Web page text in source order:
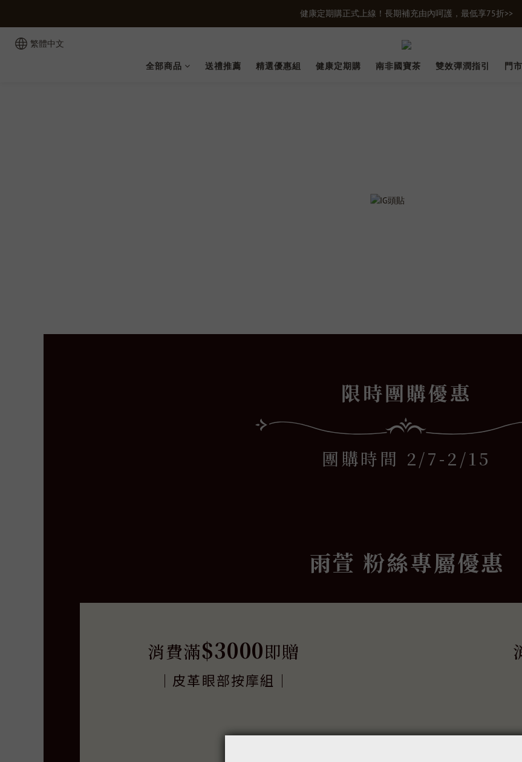
新會員首購輸入【newgifts】滿額最高現折$100
健康定期購正式上線！長期補充由內呵護，最低享75折>>
新會員首購輸入【newgifts】滿額最高現折$100
繁體中文
全部商品 送禮推薦 精選優惠組 健康定期購 南非國寶茶 雙效彈潤指引 門
限時團購優惠
團購時間 2/7-2/15
雨萱 粉絲專屬優惠
消費滿$3000即贈
｜皮革眼部按摩組｜